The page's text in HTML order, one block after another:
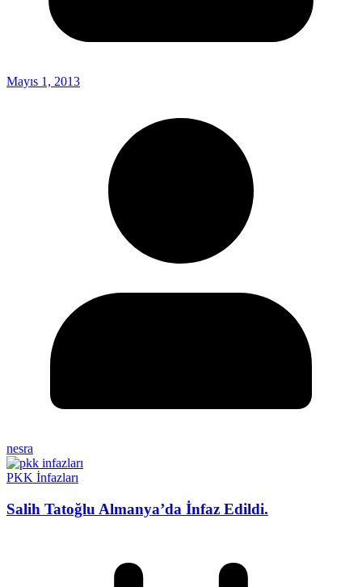
Mayıs 1, 2013
nesra
PKK İnfazları
Salih Tatoğlu Almanya’da İnfaz Edildi.